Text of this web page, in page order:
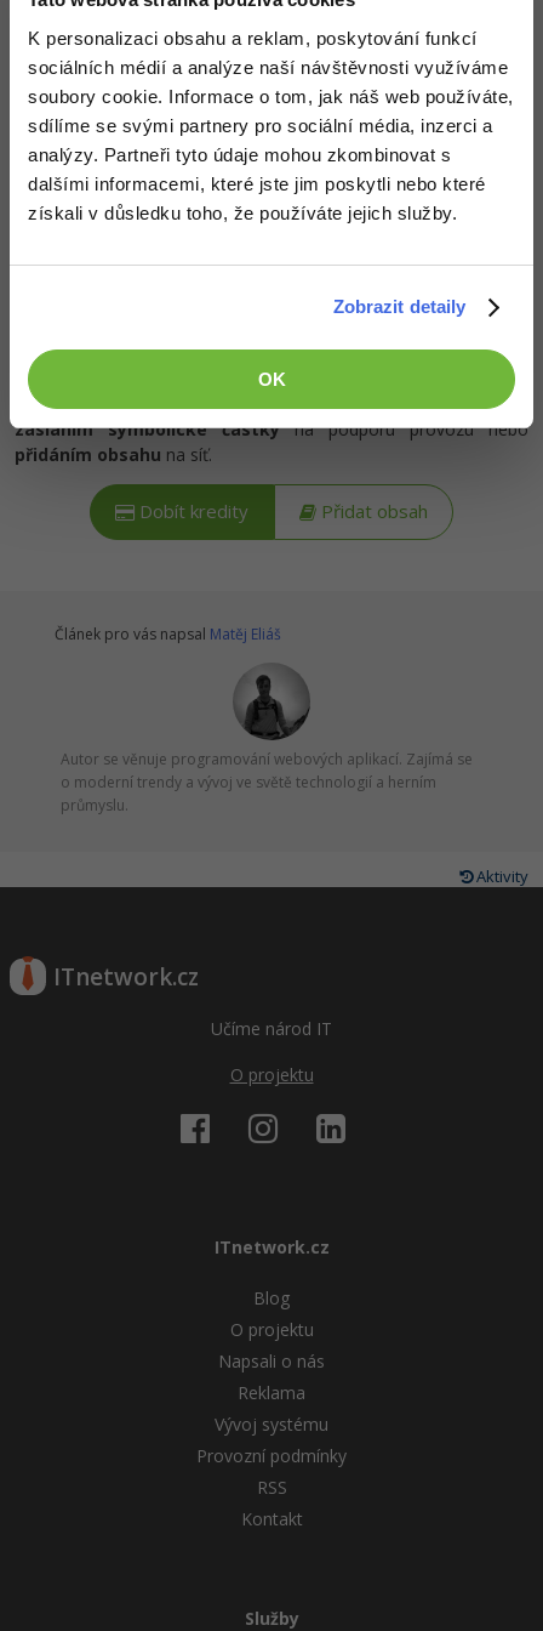
K personalizaci obsahu a reklam, poskytování funkcí
sociálních médií a analýze naší návštěvnosti využíváme
soubory cookie. Informace o tom, jak náš web používáte,
sdílíme se svými partnery pro sociální média, inzerci a
analýzy. Partneři tyto údaje mohou zkombinovat s
dalšími informacemi, které jste jim poskytli nebo které
získali v důsledku toho, že používáte jejich služby.
Zobrazit detaily
OK
Photoshop -80%
Adobe Illustrator -80%
Adobe Lightroom -30%
Adobe XD -15%
Inkscape
Fotografování
Video
Kariéra
Pro firmy
Popis článku
Požadovaný článek má následující obsah:
V této lekci se budeme zabývat stále
uživatelském prostředí aplikace.
Kredity získáš, kdyžpodpoříš naši síť. To můžeš udělat buď
zasláním symbolické částkyna podporu provozu nebo
přidáním obsahu na síť.
Dobít kredity Přidat obsah
Článek pro vás napsal Matěj Eliáš
Autor se věnuje programování webových aplikací. Zajímá se
o moderní trendy a vývoj ve světě technologií a herním
průmyslu.
Aktivity
ITnetwork.cz
Učíme národ IT
O projektu
ITnetwork.cz
Blog
O projektu
Napsali o nás
Reklama
Vývoj systému
Provozní podmínky
RSS
Kontakt
Služby